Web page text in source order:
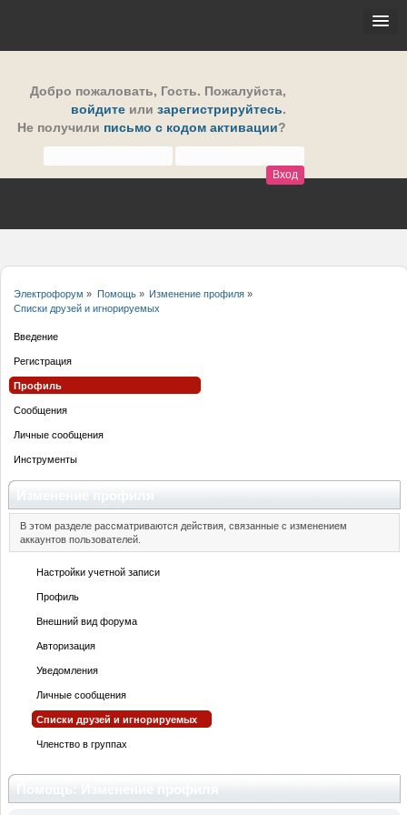
Добро пожаловать, Гость. Пожалуйста,
войдите или зарегистрируйтесь.
Не получили письмо с кодом активации?
Электрофорум » Помощь» Изменение профиля»
Списки друзей и игнорируемых
Введение
Регистрация
Профиль
Сообщения
Личные сообщения
Инструменты
В этом разделе рассматриваются действия, связанные с изменением
аккаунтов пользователей.
Настройки учетной записи
Профиль
Внешний вид форума
Авторизация
Уведомления
Личные сообщения
Списки друзей и игнорируемых
Членство в группах